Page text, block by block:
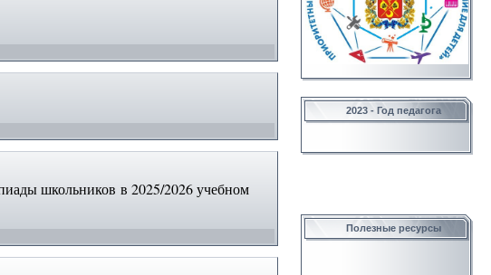
школьников в 2025/2026 учебном
2023 - Год педагога
Полезные ресурсы